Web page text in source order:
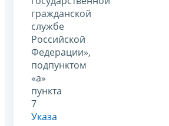
гражданской
службе
Российской
Федерации»,
подпунктом
«а»
пункта
7
Указа